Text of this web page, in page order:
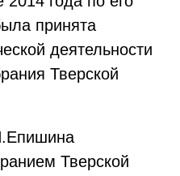
принята
деятельности
Тверской
Тверской